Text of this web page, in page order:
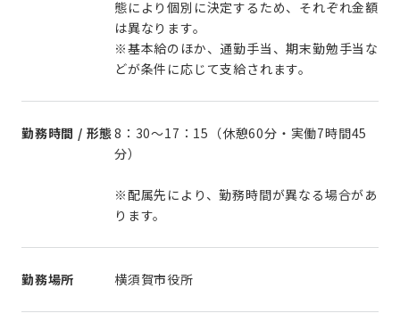
態により個別に決定するため、それぞれ金額
は異なります。
※基本給のほか、通勤手当、期末勤勉手当な
どが条件に応じて支給されます。
勤務時間 / 形態8：30～17：15（休憩60分・実働7時間45
分）
※配属先により、勤務時間が異なる場合があ
ります。
勤務場所 横須賀市役所